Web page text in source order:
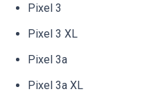
Pixel 3
Pixel 3 XL
Pixel 3a
Pixel 3a XL